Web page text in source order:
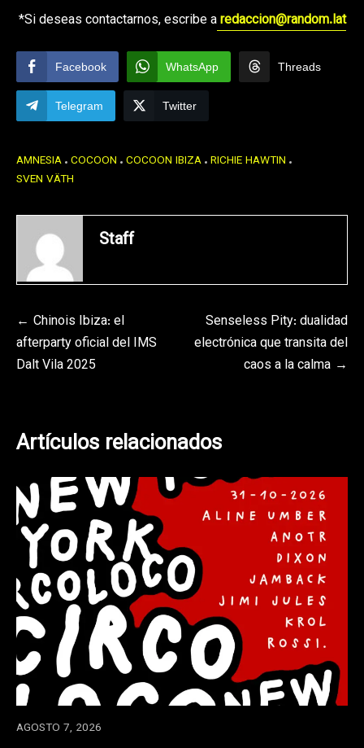
*Si deseas contactarnos, escribe aredaccion@random.lat
Facebook WhatsApp Threads
Telegram Twitter
AMNESIA COCOON COCOON IBIZA RICHIE HAWTIN
SVEN VÄTH
Staff
Navegación
de
Chinois Ibiza: el
afterparty oficial del IMS
Dalt Vila 2025
Senseless Pity: dualidad
electrónica que transita del
caos a la calma
Artículos relacionados
AGOSTO 7, 2026